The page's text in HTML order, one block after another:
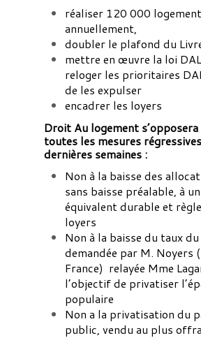
réaliser 120 000
annuellement,
doubler le plafond du
mettre en œuvre la loi
reloger les prioritaires
de les expulser
encadrer les loyers
Droit Au logement
toutes les mesures
dernières semaines :
Non à la baisse des
sans baisse préalable, à
équivalent durable et
loyers
Non à la baisse du taux
demandée par M. Noyers
France) relayée Mme
l’objectif de privatiser
populaire
Non a la privatisation du
public, vendu au plus